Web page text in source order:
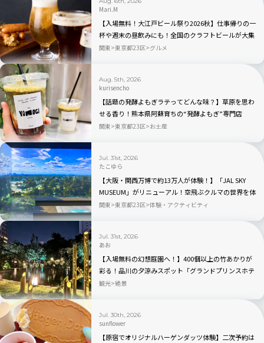
Mari.M
【入場無料！大江戸ビール祭り2026秋】仕事帰りの一
杯や週末の昼飲みにも！全国のクラフトビールが大集
合｜品川
関東 東京都23区 グルメ
Aug. 5th, 2026
kurisencho
【話題の発酵よもぎラテってどんな味？】草原を思わ
せる香り！熊本県阿蘇育ちの“発酵よもぎ”専門店
「BETWEEN by THE YOMOGI STAND」渋谷にオープ
関東 東京都23区 お土産
Jul. 31st, 2026
たこゆら
【大阪・関西万博で約13万人が体験！】「JAL SKY
MUSEUM」がリニューアル！空飛ぶクルマの世界を体
験できる「そらクルーズ」が新登場
関東 東京都23区 体験・アクティビティ
Jul. 31st, 2026
あお
【入場無料の幻想庭園へ！】400個以上の竹あかりが
彩る！品川の夕涼みスポット「グランドプリンスホテ
ル高輪」を現地レビュー
観光 絶景
Jul. 30th, 2026
sunflower
【原宿でオリジナルハーゲンダッツ体験】二次予約は